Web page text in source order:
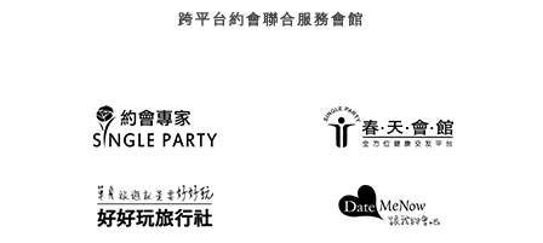
跨平台約會聯合服務會館